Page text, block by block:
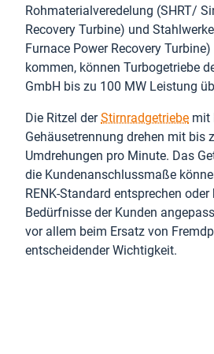
Rohmaterialveredelung (SHRT/
Recovery Turbine) und
Furnace Power Recovery
kommen, können Turbogetriebe
GmbH bis zu 100 MW Leistung
Die Ritzel derStirnradgetriebe mit
Gehäusetrennung drehen mit bis
Umdrehungen pro Minute. Das
die Kundenanschlussmaße
RENK-Standard entsprechen
Bedürfnisse der Kunden
vor allem beim Ersatz von
entscheidender Wichtigkeit.